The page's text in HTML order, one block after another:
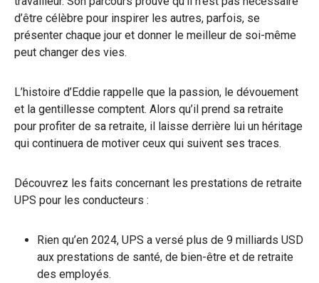
d’être célèbre pour inspirer les autres, parfois, se
présenter chaque jour et donner le meilleur de soi-même
peut changer des vies.
L’histoire d’Eddie rappelle que la passion, le dévouement
et la gentillesse comptent. Alors qu’il prend sa retraite
pour profiter de sa retraite, il laisse derrière lui un héritage
qui continuera de motiver ceux qui suivent ses traces.
Découvrez les faits concernant les prestations de retraite
UPS pour les conducteurs :
Rien qu’en 2024, UPS a versé plus de 9 milliards USD
aux prestations de santé, de bien-être et de retraite
des employés.